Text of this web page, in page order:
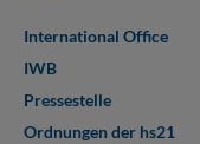
International Office
IWB
Pressestelle
Ordnungen der hs21